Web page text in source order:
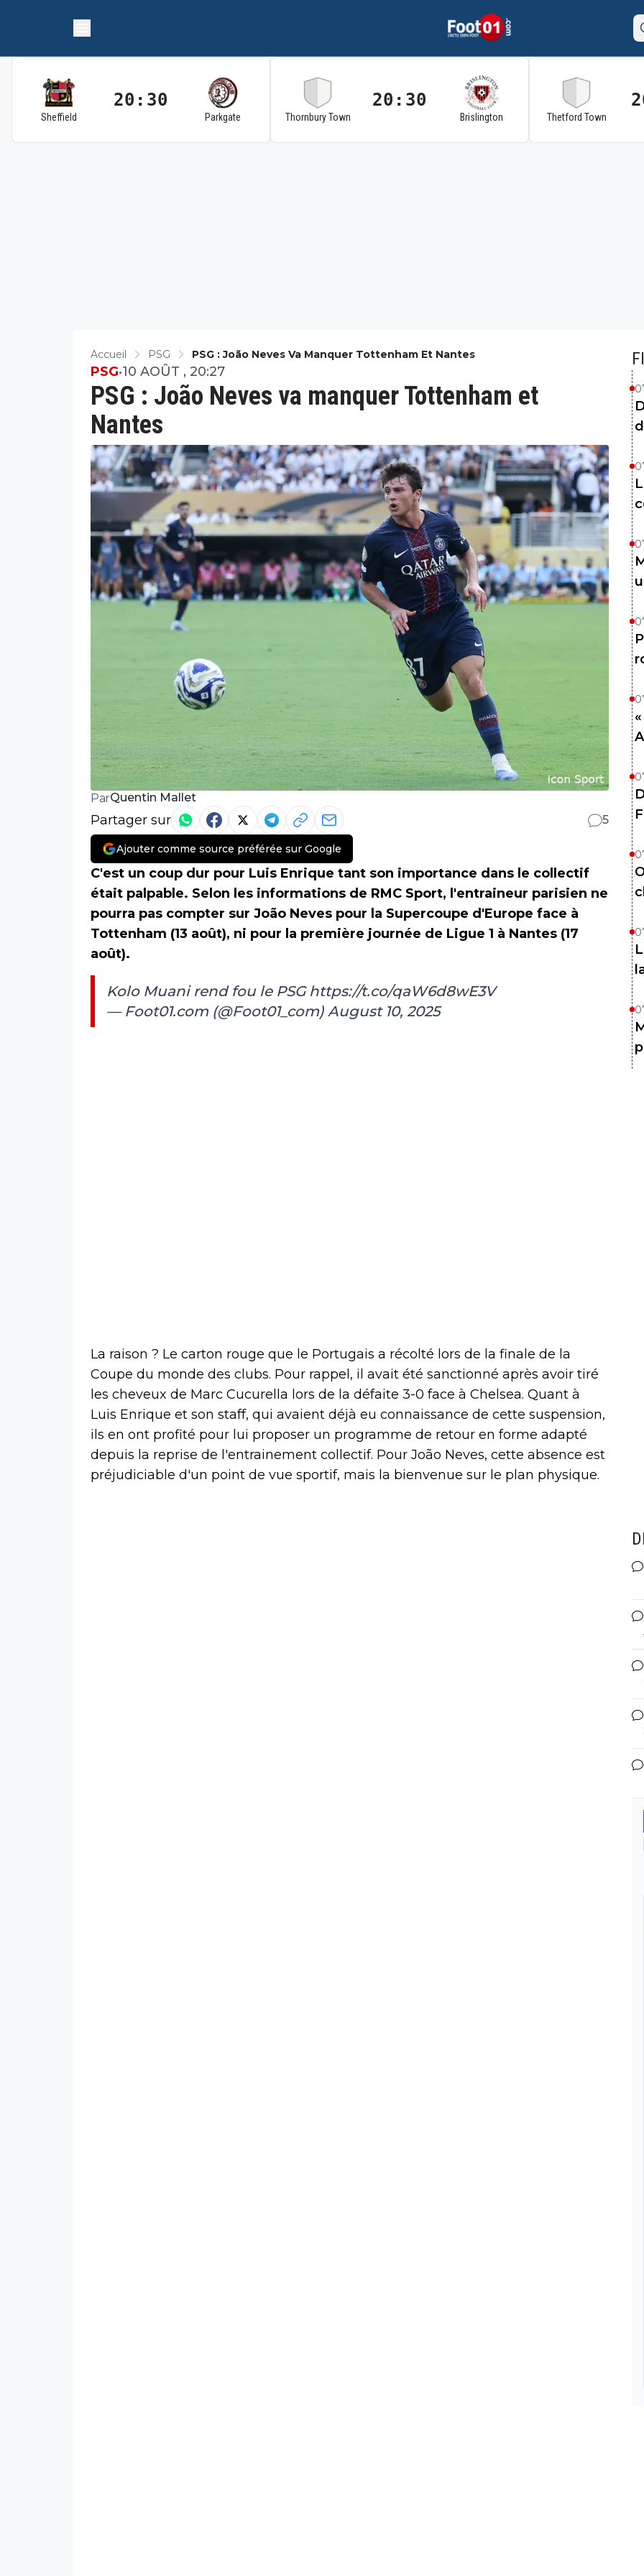
Sheffield
20:30
Parkgate Thornbury Town
20:30
Brislington Thetford Town
Accueil PSG PSG : João Neves Va Manquer Tottenham Et Nantes
PSG : João Neves va manquer Tottenham et
Nantes
PSG•10 AOÛT , 20:27
ParQuentin Mallet
Partager sur 5
Ajouter comme source préférée sur Google
C'est un coup dur pour Luis Enrique tant son importance dans le collectif
était palpable. Selon les informations de RMC Sport, l'entraineur parisien ne
pourra pas compter sur João Neves pour la Supercoupe d'Europe face à
Tottenham (13 août), ni pour la première journée de Ligue 1 à Nantes (17
août).
Kolo Muani rend fou le PSG https://t.co/qaW6d8wE3V
— Foot01.com (@Foot01_com) August 10, 2025
La raison ? Le carton rouge que le Portugais a récolté lors de la finale de la
Coupe du monde des clubs. Pour rappel, il avait été sanctionné après avoir tiré
les cheveux de Marc Cucurella lors de la défaite 3-0 face à Chelsea. Quant à
Luis Enrique et son staff, qui avaient déjà eu connaissance de cette suspension,
ils en ont profité pour lui proposer un programme de retour en forme adapté
depuis la reprise de l'entrainement collectif. Pour João Neves, cette absence est
préjudiciable d'un point de vue sportif, mais la bienvenue sur le plan physique.